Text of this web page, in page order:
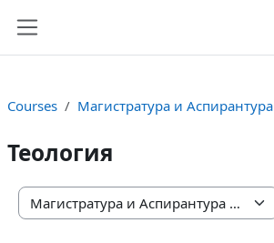
Courses Магистратура и Аспирантура
Теология
Course categories